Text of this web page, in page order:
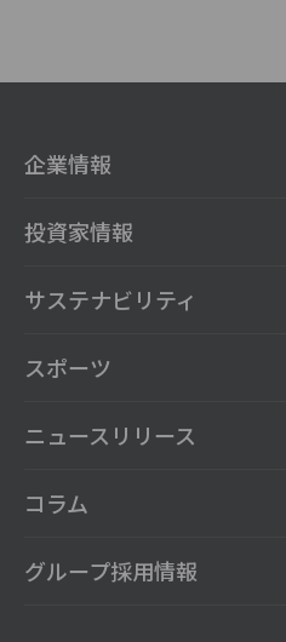
企業情報
投資家情報
サステナビリティ
スポーツ
ニュースリリース
コラム
グループ採用情報